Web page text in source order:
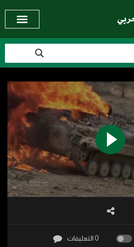
0 التعليقات